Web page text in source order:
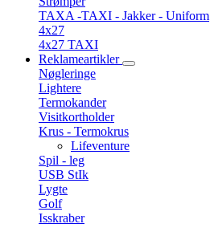
TAXA -TAXI - Jakker - Uniform
4x27
4x27 TAXI
Reklameartikler
Nøgleringe
Lightere
Termokander
Visitkortholder
Krus - Termokrus
Lifeventure
Spil - leg
USB StIk
Lygte
Golf
Isskraber